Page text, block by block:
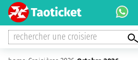
rechercher une croisiere